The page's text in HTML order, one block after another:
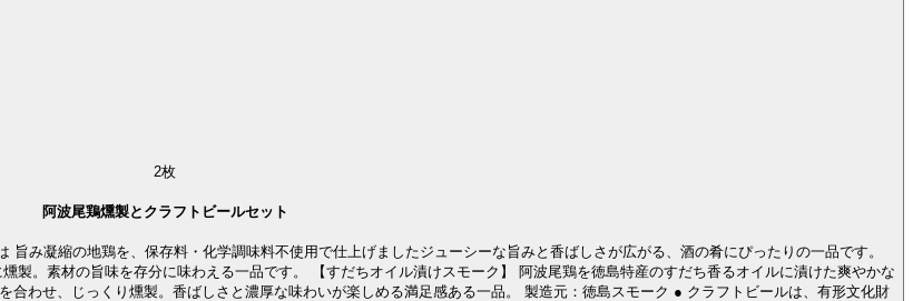
2枚
阿波尾鶏燻製とクラフトビールセット
み凝縮の地鶏を、保存料・化学調味料不使用で仕上げましたジューシーな旨みと香ばしさが広がる、酒の肴にぴったりの一品です。
製。素材の旨味を存分に味わえる一品です。 【すだちオイル漬けスモーク】 阿波尾鶏を徳島特産のすだち香るオイルに漬けた爽やかな
さと濃厚な味わいが楽しめる満足感ある一品。 製造元：徳島スモーク ● クラフトビールは、有形文化財